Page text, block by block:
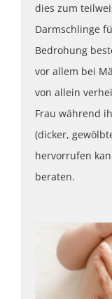
dies zum
Darmschlinge
Bedrohung
vor allem bei
von allein
Frau während
(dicker,
hervorrufen
beraten.